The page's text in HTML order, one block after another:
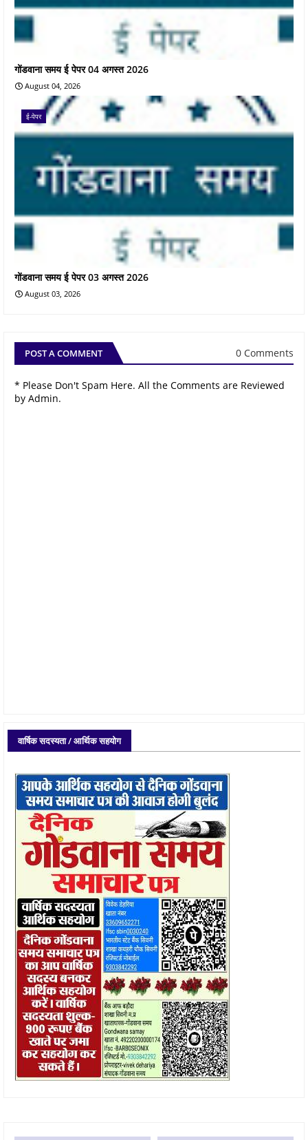
गोंडवाना समय ई पेपर 04 अगस्त 2026
August 04, 2026
ई-पेपर
गोंडवाना समय ई पेपर 03 अगस्त 2026
August 03, 2026
POST A COMMENT 0 Comments
* Please Don't Spam Here. All the Comments are Reviewed
by Admin.
वार्षिक सदस्यता / आर्थिक सहयोग